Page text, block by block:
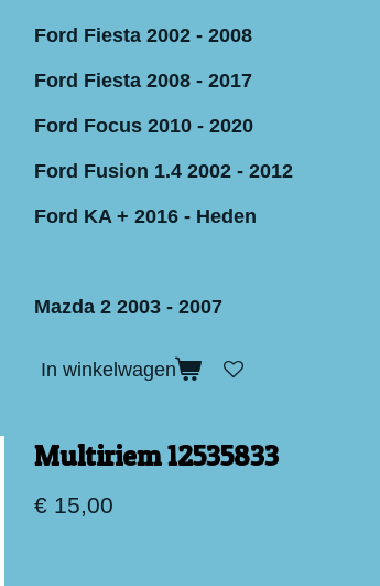
Ford Fiesta 2002 - 2008
Ford Fiesta 2008 - 2017
Ford Focus 2010 - 2020
Ford Fusion 1.4 2002 - 2012
Ford KA + 2016 - Heden
Mazda 2 2003 - 2007
In winkelwagen
Multiriem 12535833
€ 15,00